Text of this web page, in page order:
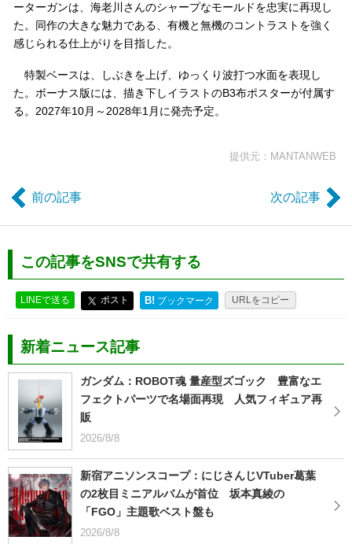
ーターガンは、海老川さんのシャープなモールドを忠実に再現し
た。同作の大きな魅力である、有機と無機のコントラストを強く
感じられる仕上がりを目指した。
特製ベースは、しぶきを上げ、ゆっくり波打つ水面を表現し
た。ボーナス版には、描き下しイラストのB3布ポスターが付属す
る。2027年10月～2028年1月に発売予定。
提供元：MANTANWEB
前の記事 次の記事
この記事をSNSで共有する
LINEで送る ポスト B! ブックマーク URLをコピー
新着ニュース記事
ガンダム：ROBOT魂 量産型ズゴック 豊富なエ
フェクトパーツで名場面再現 人気フィギュア再
販
2026/8/8
新宿アニソンスコープ：にじさんじVTuber葛葉
の2枚目ミニアルバムが首位 坂本真綾の
「FGO」主題歌ベスト盤も
2026/8/8